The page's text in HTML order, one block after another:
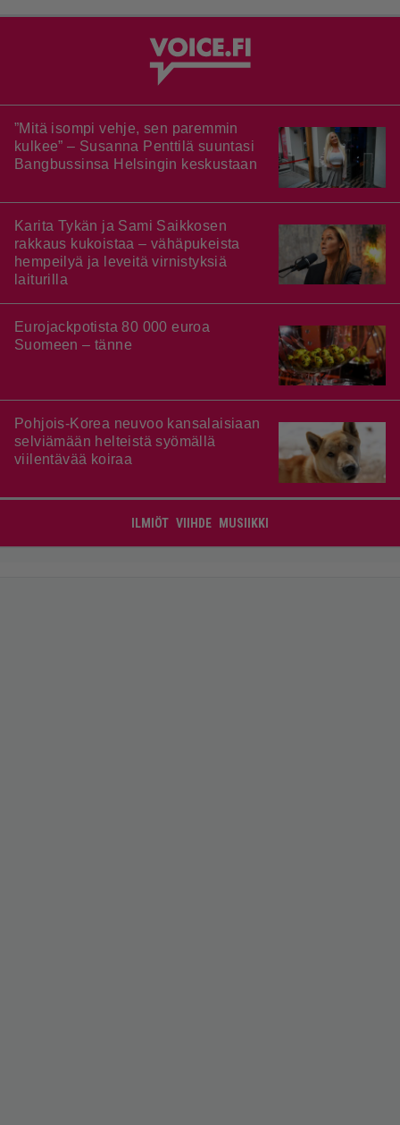
”Mitä isompi vehje, sen paremmin
kulkee” – Susanna Penttilä suuntasi
Bangbussinsa Helsingin keskustaan
Karita Tykän ja Sami Saikkosen
rakkaus kukoistaa – vähäpukeista
hempeilyä ja leveitä virnistyksiä
laiturilla
Eurojackpotista 80 000 euroa
Suomeen – tänne
Pohjois-Korea neuvoo kansalaisiaan
selviämään helteistä syömällä
viilentävää koiraa
ILMIÖT VIIHDE MUSIIKKI